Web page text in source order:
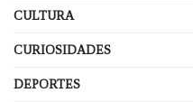
CULTURA
CURIOSIDADES
DEPORTES